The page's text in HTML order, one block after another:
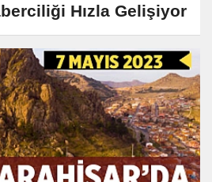
Hızla Gelişiyor